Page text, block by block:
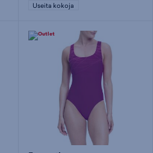
Useita kokoja